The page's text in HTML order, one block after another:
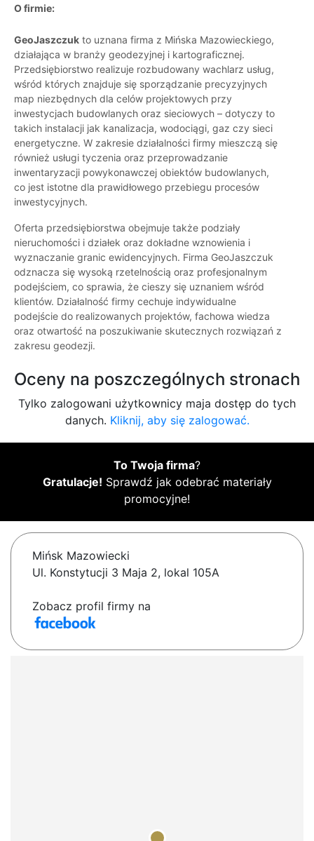
O firmie:
GeoJaszczuk to uznana firma z Mińska Mazowieckiego,
działająca w branży geodezyjnej i kartograficznej.
Przedsiębiorstwo realizuje rozbudowany wachlarz usług,
wśród których znajduje się sporządzanie precyzyjnych
map niezbędnych dla celów projektowych przy
inwestycjach budowlanych oraz sieciowych – dotyczy to
takich instalacji jak kanalizacja, wodociągi, gaz czy sieci
energetyczne. W zakresie działalności firmy mieszczą się
również usługi tyczenia oraz przeprowadzanie
inwentaryzacji powykonawczej obiektów budowlanych,
co jest istotne dla prawidłowego przebiegu procesów
inwestycyjnych.
Oferta przedsiębiorstwa obejmuje także podziały
nieruchomości i działek oraz dokładne wznowienia i
wyznaczanie granic ewidencyjnych. Firma GeoJaszczuk
odznacza się wysoką rzetelnością oraz profesjonalnym
podejściem, co sprawia, że cieszy się uznaniem wśród
klientów. Działalność firmy cechuje indywidualne
podejście do realizowanych projektów, fachowa wiedza
oraz otwartość na poszukiwanie skutecznych rozwiązań z
zakresu geodezji.
Oceny na poszczególnych stronach
Tylko zalogowani użytkownicy maja dostęp do tych
danych. Kliknij, aby się zalogować.
To Twoja firma?
Gratulacje! Sprawdź jak odebrać materiały
promocyjne!
Mińsk Mazowiecki
Ul. Konstytucji 3 Maja 2, lokal 105A
Zobacz profil firmy na